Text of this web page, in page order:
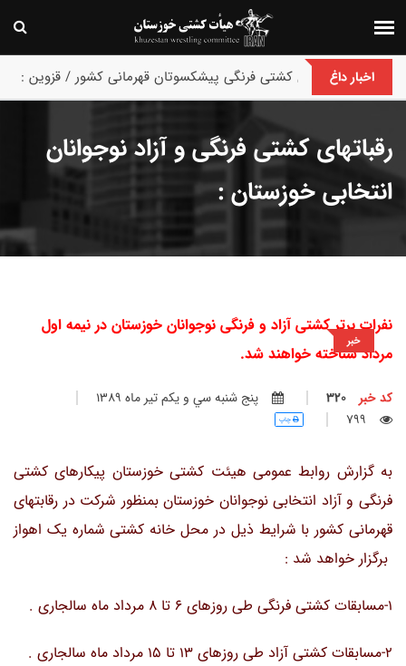
اخبار داغ
پایان رقابت های کشتی فرنگی پیشکسوتان قهرمانی کشور / قزوین :
رقباتهای کشتی فرنگی و آزاد نوجوانان
انتخابی خوزستان :
خبر
نفرات برتر کشتی آزاد و فرنگی نوجوانان خوزستان در نیمه اول
مرداد شناخته خواهند شد.
کد خبر
پنج شنبه سي و يكم تير ماه 1389
799
چاپ
به گزارش روابط عمومی هیئت کشتی خوزستان پیکارهای کشتی
فرنگی و آزاد انتخابی نوجوانان خوزستان بمنظور شرکت در رقابتهای
قهرمانی کشور با شرایط ذیل در محل خانه کشتی شماره یک اهواز
برگزار خواهد شد :
1-مسابقات کشتی فرنگی طی روزهای 6 تا 8 مرداد ماه سالجاری .
2-مسابقات کشتی آزاد طی روزهای 13 تا 15 مرداد ماه سالجاری .